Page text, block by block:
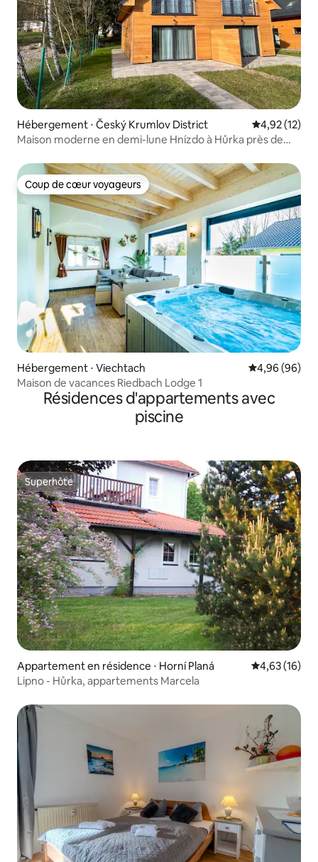
Hébergement ⋅ Český Krumlov District Évaluation
4,92 (12)
Maison moderne en demi-lune Hnízdo à Hůrka près de
Coup de cœur voyageurs
Coup de cœur voyageurs
Hébergement ⋅ Viechtach Évaluation
4,96 (96)
Maison de vacances Riedbach Lodge 1
Résidences d'appartements avec
piscine
Superhôte
Superhôte
Appartement en résidence ⋅ Horní Planá Évaluation
4,63 (16)
Lipno - Hůrka, appartements Marcela